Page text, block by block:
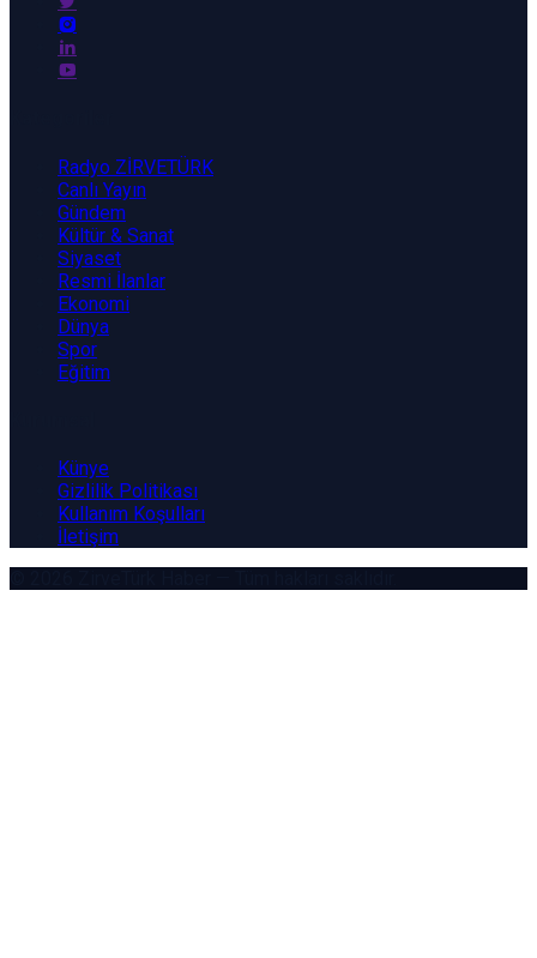
Radyo ZİRVETÜRK
Canlı Yayın
Gündem
Kültür & Sanat
Siyaset
Resmi İlanlar
Ekonomi
Dünya
Spor
Eğitim
Künye
Gizlilik Politikası
Kullanım Koşulları
İletişim